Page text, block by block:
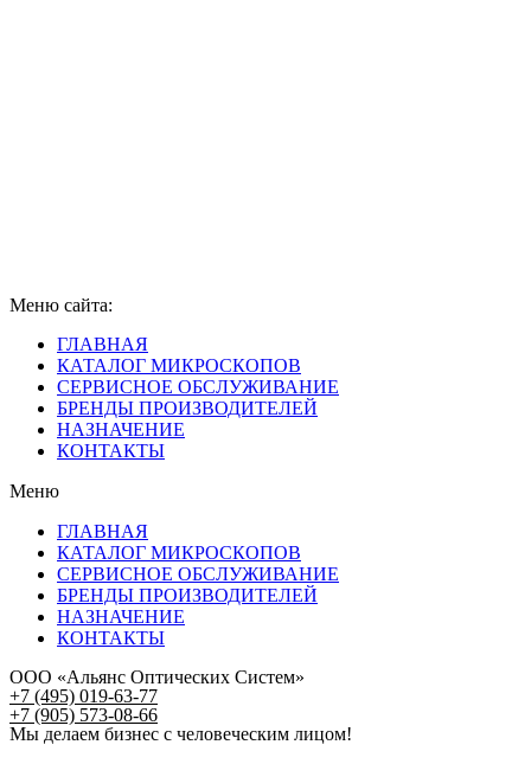
Меню сайта:
ГЛАВНАЯ
КАТАЛОГ МИКРОСКОПОВ
СЕРВИСНОЕ ОБСЛУЖИВАНИЕ
БРЕНДЫ ПРОИЗВОДИТЕЛЕЙ
НАЗНАЧЕНИЕ
КОНТАКТЫ
Меню
ГЛАВНАЯ
КАТАЛОГ МИКРОСКОПОВ
СЕРВИСНОЕ ОБСЛУЖИВАНИЕ
БРЕНДЫ ПРОИЗВОДИТЕЛЕЙ
НАЗНАЧЕНИЕ
КОНТАКТЫ
ООО «Альянс Оптических Систем»
+7 (495) 019-63-77
+7 (905) 573-08-66
Мы делаем бизнес с человеческим лицом!